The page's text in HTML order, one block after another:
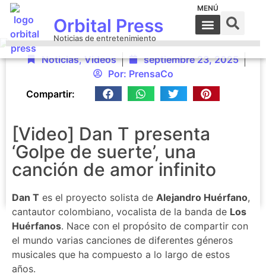
Orbital Press
Noticias de entretenimiento
MENÚ
Noticias,Videos
septiembre 23, 2025
Por: PrensaCo
Compartir:
[Video] Dan T presenta
‘Golpe de suerte’, una
canción de amor infinito
Dan T es el proyecto solista de Alejandro Huérfano,
cantautor colombiano, vocalista de la banda de Los
Huérfanos. Nace con el propósito de compartir con
el mundo varias canciones de diferentes géneros
musicales que ha compuesto a lo largo de estos
años.